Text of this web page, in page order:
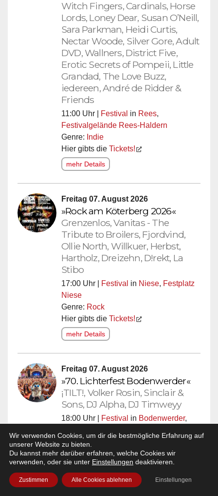
Witch Fingers, Cardinals, Horse
Lords, Loney Dear, Susan O’Neill,
Sara Parkman, Heidi Curtis,
Nectar Woode, Silver Gore, Adult
DVD, Wallners, District Five,
Erotic Secrets of Pompeii, Little
Grandad, The Love Buzz,
iedereen, André de Ridder &
Friends
11:00 Uhr | Festival in Rees,
Festivalgelände Rees-Haldern
Genre: Indie
Hier gibts die Tickets!
mehr Details
Freitag 07. August 2026
»Rock am Köterberg 2026«
Grenzenlos, Vanitas - The
Tribute to Broilers, Fjordvind,
Ollie North, Willkuer, Herbst,
Hartholz, Dreizehn, D!rekt, La
Stibo
17:00 Uhr | Festival in Niese, Festplatz
Niese
Genre: Rock
Hier gibts die Tickets!
mehr Details
Freitag 07. August 2026
»70. Lichterfest Bodenwerder«
¡TILT!, Volker Rosin, Sinclair &
Sons, DJ Alpha, DJ Timweyy
18:00 Uhr | Festival in Bodenwerder,
Genre:Pop Alternative
Dance
Wir verwenden Cookies, um dir die bestmögliche Erfahrung auf
unserer Website zu bieten.
Du kannst mehr darüber erfahren, welche Cookies wir
verwenden, oder sie unter Einstellungen deaktivieren.
Zustimmen Alle Cookies ablehnen Einstellungen